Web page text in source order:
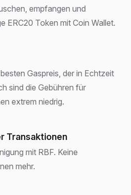
empfangen und
ERC20 Token mit Coin Wallet.
Gaspreis, der in Echtzeit
sind die Gebühren für
extrem niedrig.
Transaktionen
mit RBF. Keine
mehr.